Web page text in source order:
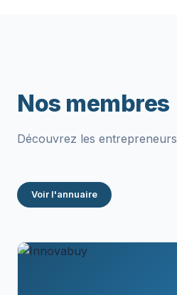
Nos membres
Découvrez les
Voir l'annuaire